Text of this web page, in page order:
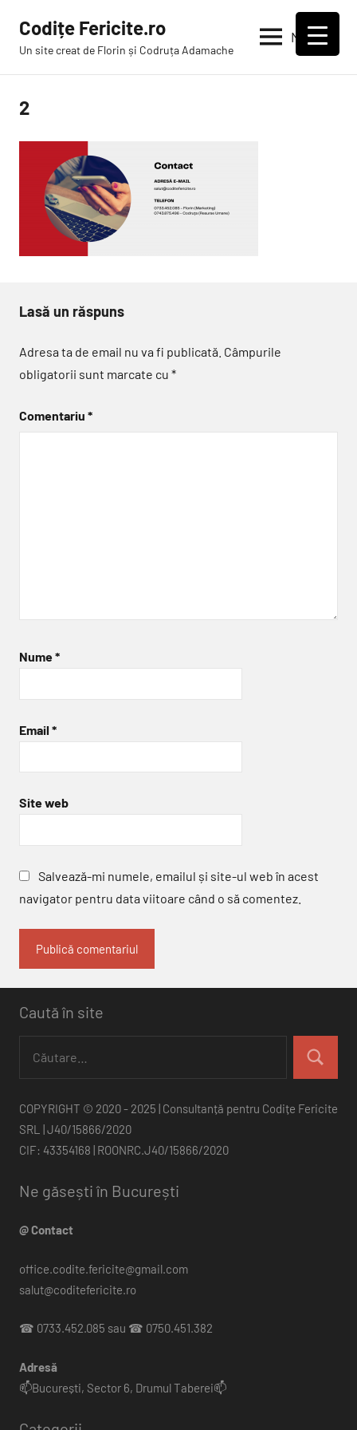
conținut
Codițe Fericite.ro
Un site creat de Florin și Codruța Adamache
Meniu
2
Lasă un răspuns
Adresa ta de email nu va fi publicată. Câmpurile
obligatorii sunt marcate cu *
Comentariu *
Nume*
Email *
Site web
Salvează-mi numele, emailul și site-ul web în acest
navigator pentru data viitoare când o să comentez.
Caută în site
după:
Căutare
COPYRIGHT © 2020 - 2025 | Consultanță pentru Codițe Fericite
SRL | J40/15866/2020
CIF: 43354168 | ROONRC.J40/15866/2020
Ne găsești în București
@ Contact
office.codite.fericite@gmail.com
salut@coditefericite.ro
☎ 0733.452.085 sau ☎ 0750.451.382
Adresă
📫București, Sector 6, Drumul Taberei📫